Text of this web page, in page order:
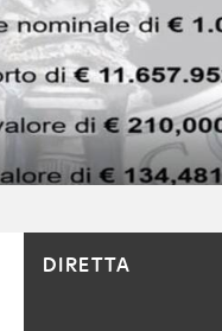
DIRETTA